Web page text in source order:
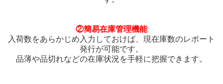
②簡易在庫管理機能
入荷数をあらかじめ入力しておけば、現在庫数のレポート
発行が可能です。
品薄や品切れなどの在庫状況を手軽に把握できます。